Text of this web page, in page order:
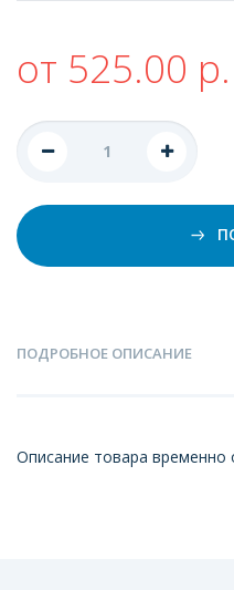
от 525.00 р.
ПОДРОБНОЕ ОПИСАНИЕ
Описание товара временно